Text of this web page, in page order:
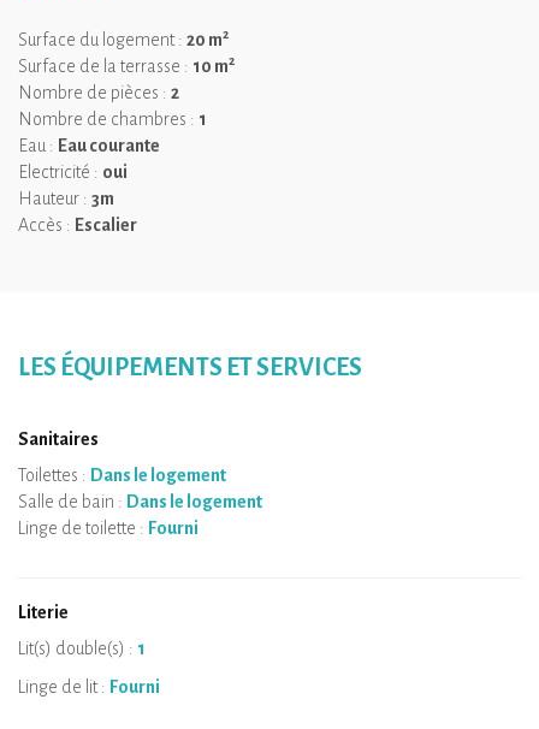
Surface du logement : 20 m2
Surface de la terrasse : 10 m2
Nombre de pièces : 2
Nombre de chambres : 1
Eau : Eau courante
Electricité : oui
Hauteur : 3m
Accès : Escalier
LES ÉQUIPEMENTS ET SERVICES
Sanitaires
Toilettes : Dans le logement
Salle de bain : Dans le logement
Linge de toilette : Fourni
Literie
Lit(s) double(s) : 1
Linge de lit : Fourni